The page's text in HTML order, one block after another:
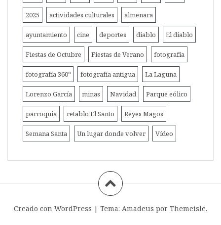
2025 actividades culturales almenara
ayuntamiento cine deportes diablo El diablo
Fiestas de Octubre Fiestas de Verano fotografía
fotografía 360º fotografía antigua La Laguna
Lorenzo García minas Navidad Parque eólico
parroquia retablo El Santo Reyes Magos
Semana Santa Un lugar donde volver Vídeo
Creado con WordPress | Tema: Amadeus por Themeisle.